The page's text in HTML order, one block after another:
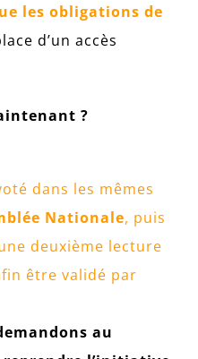
les obligations de
d’un accès
?
dans les mêmes
Nationale, puis
deuxième lecture
être validé par
au